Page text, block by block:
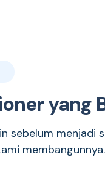
yang
sebelum menjadi
membangunnya.